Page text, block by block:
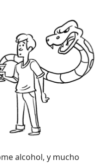
alcohol, y mucho